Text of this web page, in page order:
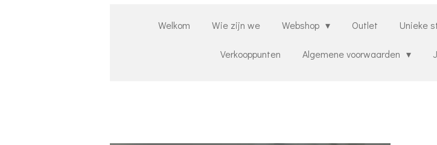
Welkom Wie zijn we Webshop Outlet Unieke
Verkooppunten Algemene voorwaarden